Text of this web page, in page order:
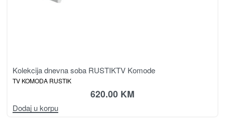
Kolekcija dnevna soba RUSTIKTV Komode
TV KOMODA RUSTIK
620.00 KM
Dodaj u korpu